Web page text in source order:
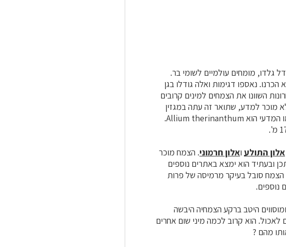
דל גלדו, מומחים עולמיים לשומי בר.
נאספו דגימות ואלה גודלו בגן
השוונו את הצמחים למינים קרובים
מוכר למדע, שתואר זה עתה במגזין
פיטוטקסה. שמו בישראל שום קייצי (בשל העובדה שהוא פורח בקיץ) ושמו המדעי הוא Allium therinanthum.
אלון התולע ואלון חרמוני. הצמח מוכר
ובעתיד הוא ימצא באתרים נוספים
הצמח סובל בעיקר מרמיסה של פרות
נוספים.
היטב ברקע הצמחיה היבשה
לאכול. הוא קרוב לכמה מיני שום אחרים
מהם ?